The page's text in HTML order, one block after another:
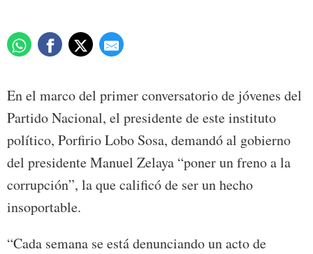
En el marco del primer conversatorio de jóvenes del
Partido Nacional, el presidente de este instituto
político, Porfirio Lobo Sosa, demandó al gobierno
del presidente Manuel Zelaya “poner un freno a la
corrupción”, la que calificó de ser un hecho
insoportable.
“Cada semana se está denunciando un acto de